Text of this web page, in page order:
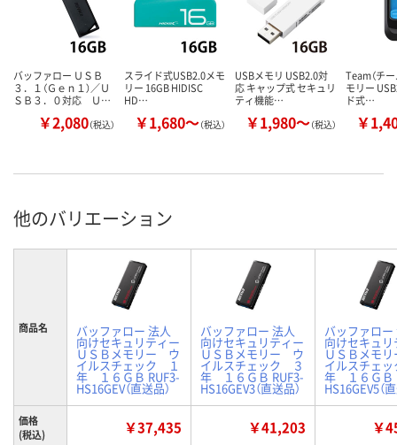
バッファロー ＵＳＢ
３．１（Ｇｅｎ１）／Ｕ
ＳＢ３．０対応 Ｕ…
￥2,080（税込）
スライド式USB2.0メモ
リー 16GB HIDISC
HD…
￥1,680～（税込）
USBメモリ USB2.0対
応 キャップ式 セキュリ
ティ機能…
￥1,980～（税込）
Team（チ
モリー
ド式…
￥
他のバリエーション
商品名 バッファロー 法人
向けセキュリティー
ＵＳＢメモリー ウ
イルスチェック １
年 １６ＧＢ RUF3-
HS16GEV（直送品）
バッファロー 法人
向けセキュリティー
ＵＳＢメモリー ウ
イルスチェック ３
年 １６ＧＢ RUF3-
HS16GEV3（直送品）
バッファロー
向けセキュ
ＵＳＢメモ
イルスチェ
年 １６ＧＢ
HS16GEV5（
価格
(税込)
￥37,435 ￥41,203 ￥